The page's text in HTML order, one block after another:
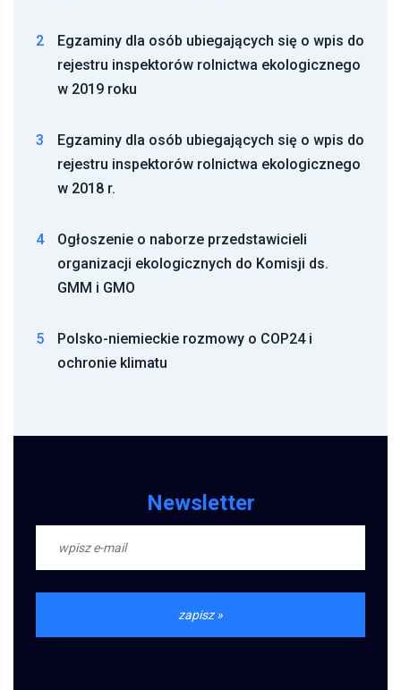
2
Egzaminy dla osób ubiegających się o wpis do
rejestru inspektorów rolnictwa ekologicznego
w 2019 roku
3
Egzaminy dla osób ubiegających się o wpis do
rejestru inspektorów rolnictwa ekologicznego
w 2018 r.
4
Ogłoszenie o naborze przedstawicieli
organizacji ekologicznych do Komisji ds.
GMM i GMO
5
Polsko-niemieckie rozmowy o COP24 i
ochronie klimatu
Newsletter